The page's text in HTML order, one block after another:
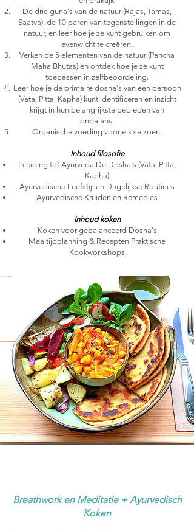
De drie guna's van de natuur (Rajas, Tamas,
Saatva), de 10 paren van tegenstellingen in de
natuur, en leer hoe je ze kunt gebruiken om
evenwicht te creëren.
Verken de 5 elementen van de natuur (Pancha
Maha Bhutas) en ontdek hoe je ze kunt
toepassen in zelfbeoordeling.
Leer hoe je de primaire dosha's van een persoon
(Vata, Pitta, Kapha) kunt identificeren en inzicht
krijgt in hun belangrijkste gebieden van
onbalans.
Organische voeding voor elk seizoen.
Inhoud filosofie
Inleiding tot Ayurveda De Dosha's (Vata, Pitta,
Kapha)
Ayurvedische Leefstijl en Dagelijkse Routines
Ayurvedische Kruiden en Remedies
Inhoud koken
Koken voor gebalanceerd Dosha's
Maaltijdplanning & Recepten Praktische
Kookworkshops
Breathwork en Meditatie + Ayurvedisch
Koken